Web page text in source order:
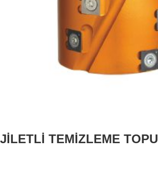
JİLETLİ TEMİZLEME TOPU